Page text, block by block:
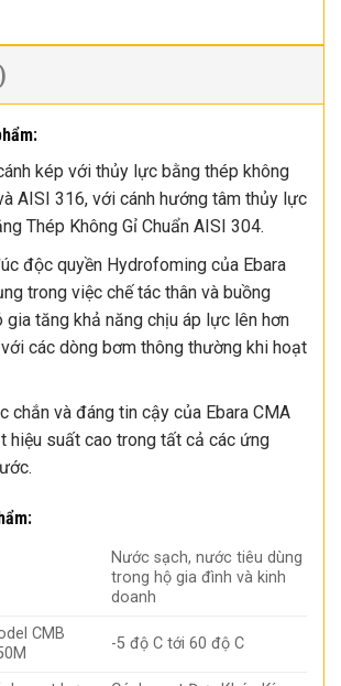
kép với thủy lực bằng thép không
AISI 316, với cánh hướng tâm thủy lực
Thép Không Gỉ Chuẩn AISI 304.
độc quyền Hydrofoming của Ebara
trong việc chế tác thân và buồng
gia tăng khả năng chịu áp lực lên hơn
các dòng bơm thông thường khi hoạt
chắn và đáng tin cậy của Ebara CMA
hiệu suất cao trong tất cả các ứng
Nước sạch, nước tiêu dùng
trong hộ gia đình và kinh
doanh
CMB
-5 độ C tới 60 độ C